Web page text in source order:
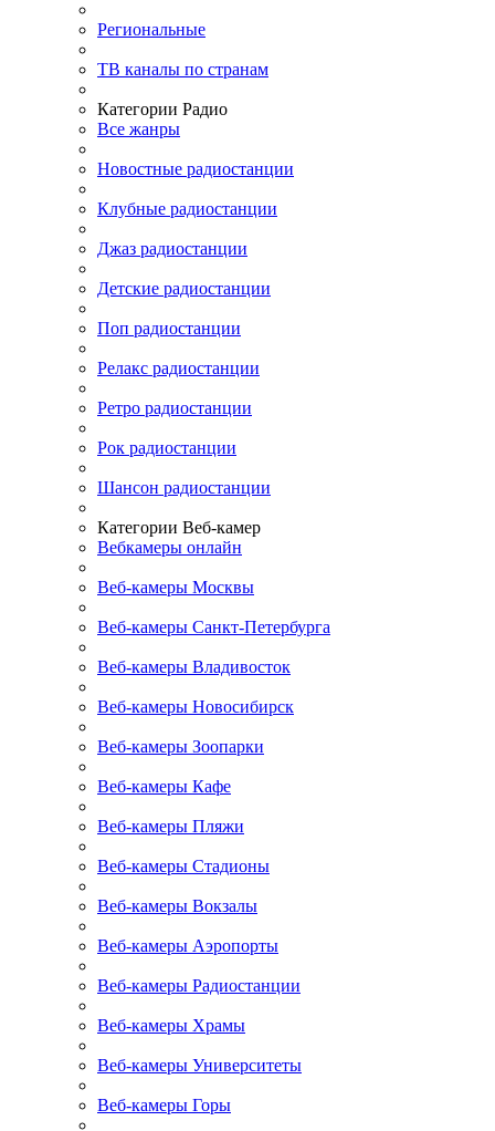
Региональные
ТВ каналы по странам
Категории Радио
Все жанры
Новостные радиостанции
Клубные радиостанции
Джаз радиостанции
Детские радиостанции
Поп радиостанции
Релакс радиостанции
Ретро радиостанции
Рок радиостанции
Шансон радиостанции
Категории Веб-камер
Вебкамеры онлайн
Веб-камеры Москвы
Веб-камеры Санкт-Петербурга
Веб-камеры Владивосток
Веб-камеры Новосибирск
Веб-камеры Зоопарки
Веб-камеры Кафе
Веб-камеры Пляжи
Веб-камеры Стадионы
Веб-камеры Вокзалы
Веб-камеры Аэропорты
Веб-камеры Радиостанции
Веб-камеры Храмы
Веб-камеры Университеты
Веб-камеры Горы